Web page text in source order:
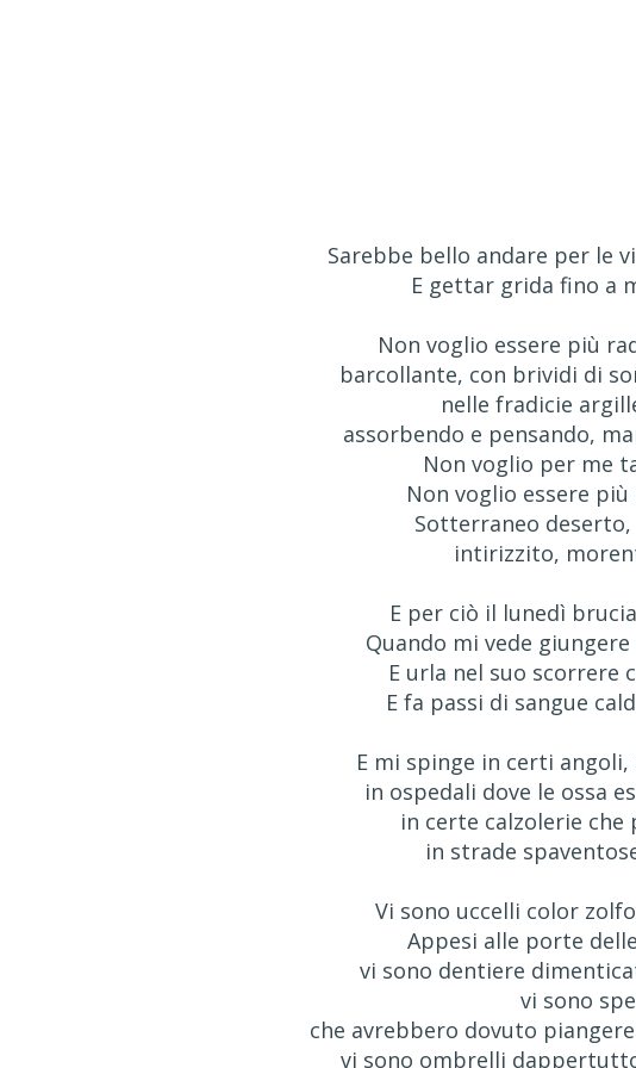
Sarebbe bello andare per le
E gettar grida fino a
Non voglio essere più
barcollante, con brividi di
nelle fradicie
assorbendo e pensando,
Non voglio per me
Non voglio essere
Sotterraneo
intirizzito,
E per ciò il lunedì
Quando mi vede
E urla nel suo scorrere
E fa passi di sangue
E mi spinge in certi
in ospedali dove le ossa
in certe calzolerie che
in strade
Vi sono uccelli color
Appesi alle porte
vi sono dentiere
vi sono
che avrebbero dovuto
vi sono ombrelli